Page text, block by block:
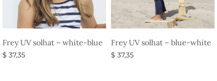
Frey UV solhat – white-blue
$ 37,35
Frey UV solhat – blue-white
$ 37,35